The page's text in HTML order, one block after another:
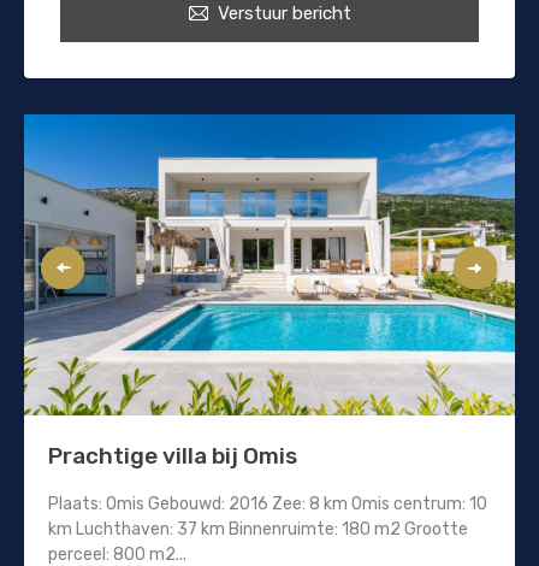
Verstuur bericht
Prachtige villa bij Omis
Plaats: Omis Gebouwd: 2016 Zee: 8 km Omis centrum: 10
km Luchthaven: 37 km Binnenruimte: 180 m2 Grootte
perceel: 800 m2...